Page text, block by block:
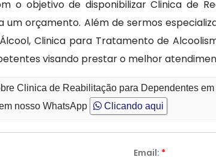
o objetivo de disponibilizar Clinica de
orçamento. Além de sermos
Clinica para Tratamento de
visando prestar o melhor
Clinica de Reabilitação para Dependentes
nosso WhatsApp Clicando aqui
Email: *